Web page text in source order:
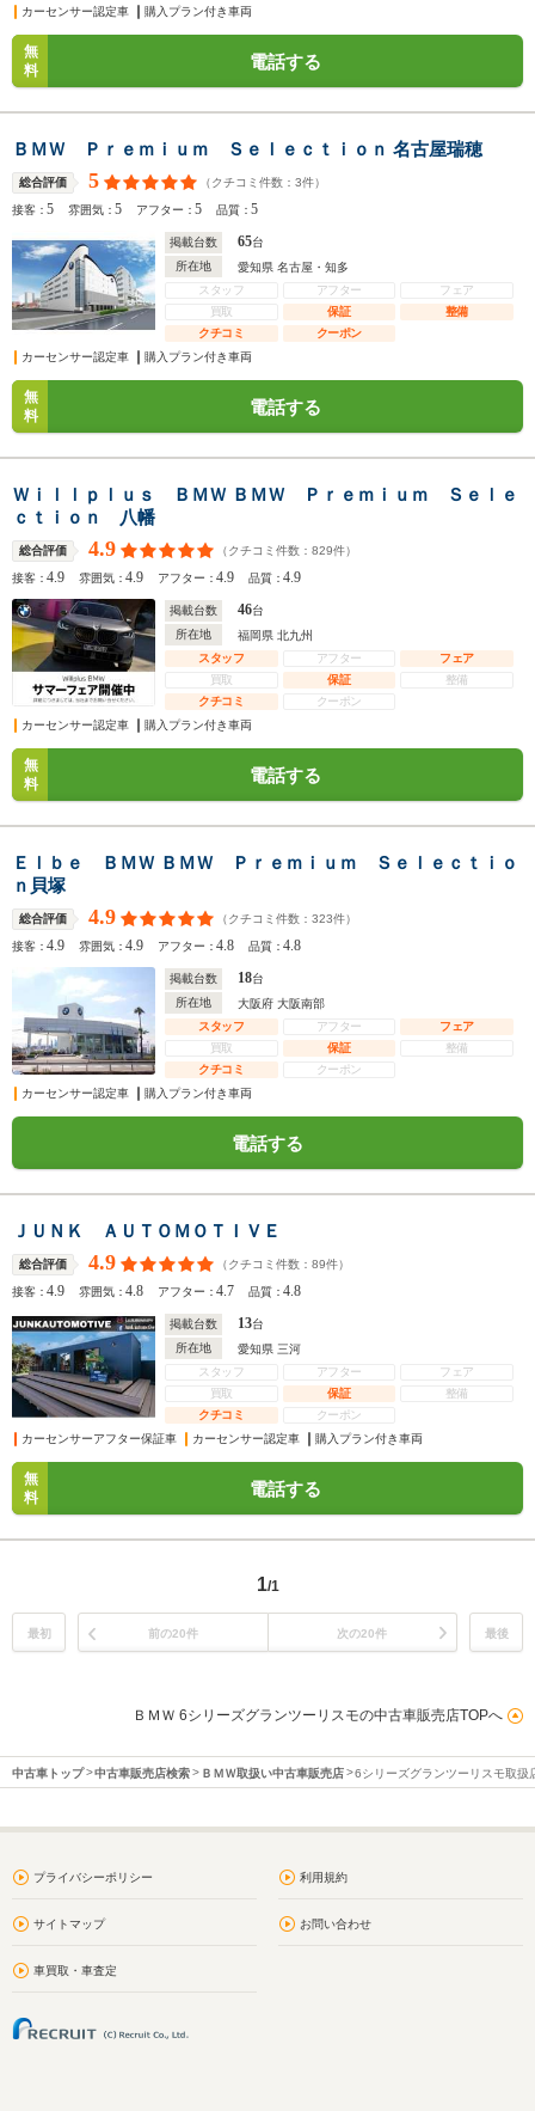
カーセンサー認定車
購入プラン付き車両
無
料
電話する
ＢＭＷ Ｐｒｅｍｉｕｍ Ｓｅｌｅｃｔｉｏｎ 名古屋瑞穂
総合評価 5 （クチコミ件数： 3件）
接客：5 雰囲気：5 アフター：5 品質：5
掲載台数 65台
所在地
愛知県 名古屋・知多
スタッフ
アフター
フェア
買取
保証
整備
クチコミ
クーポン
カーセンサー認定車
購入プラン付き車両
無
料
電話する
Ｗｉｌｌｐｌｕｓ ＢＭＷ ＢＭＷ Ｐｒｅｍｉｕｍ Ｓｅｌｅ
ｃｔｉｏｎ 八幡
総合評価 4.9 （クチコミ件数： 829件）
接客：4.9 雰囲気：4.9 アフター：4.9 品質：4.9
掲載台数 46台
所在地
福岡県 北九州
スタッフ
アフター
フェア
買取
保証
整備
クチコミ
クーポン
カーセンサー認定車
購入プラン付き車両
無
料
電話する
Ｅｌｂｅ ＢＭＷ ＢＭＷ Ｐｒｅｍｉｕｍ Ｓｅｌｅｃｔｉｏ
ｎ貝塚
総合評価 4.9 （クチコミ件数： 323件）
接客：4.9 雰囲気：4.9 アフター：4.8 品質：4.8
掲載台数 18台
所在地
大阪府 大阪南部
スタッフ
アフター
フェア
買取
保証
整備
クチコミ
クーポン
カーセンサー認定車
購入プラン付き車両
電話する
ＪＵＮＫ ＡＵＴＯＭＯＴＩＶＥ
総合評価 4.9 （クチコミ件数： 89件）
接客：4.9 雰囲気：4.8 アフター：4.7 品質：4.8
掲載台数 13台
所在地
愛知県 三河
スタッフ
アフター
フェア
買取
保証
整備
クチコミ
クーポン
カーセンサーアフター保証車
カーセンサー認定車 購入プラン付き車両
無
料
電話する
1/1
最初 前の20件 次の20件 最後
ＢＭＷ 6シリーズグランツーリスモの中古車販売店TOPへ
中古車トップ 中古車販売店検索 ＢＭＷ取扱い中古車販売店 6シリーズグランツーリスモ取扱
プライバシーポリシー 利用規約
サイトマップ お問い合わせ
車買取・車査定